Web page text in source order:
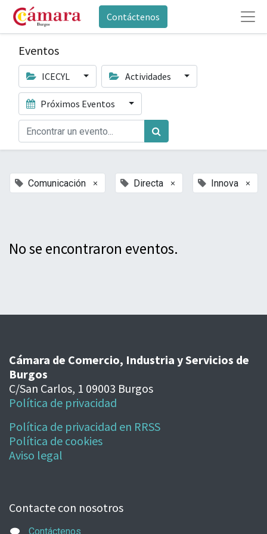
Contáctenos
Eventos
ICECYL Actividades
Próximos Eventos
Comunicación × Directa × Innova ×
No se encontraron eventos.
Cámara de Comercio, Industria y Servicios de
Burgos
C/San Carlos, 1 09003 Burgos
Política de privacidad
Política de privacidad en RRSS
Política de cookies
Aviso legal
Contacte con nosotros
Contáctenos